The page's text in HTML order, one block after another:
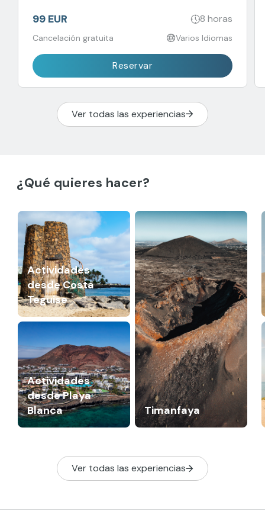
99 EUR 8 horas
Cancelación gratuita Varios Idiomas
Reservar
Ver todas las experiencias
¿Qué quieres hacer?
Actividades
desde Costa
Teguise
Timanfaya
Actividades
desde Playa
Blanca
Ver todas las experiencias